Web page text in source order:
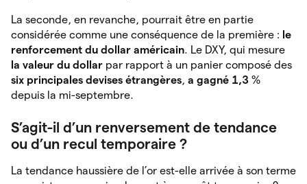
La seconde, en revanche, pourrait être en partie
considérée comme une conséquence de la première : le
renforcement du dollar américain. Le DXY, qui mesure
la valeur du dollar par rapport à un panier composé des
six principales devises étrangères, a gagné 1,3 %
depuis la mi-septembre.
S’agit-il d’un renversement de tendance
ou d’un recul temporaire ?
La tendance haussière de l’or est-elle arrivée à son terme